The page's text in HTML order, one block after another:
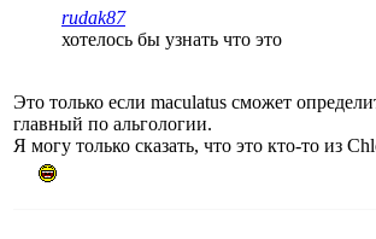
rudak87
хотелось бы узнать что это
Это только если maculatus сможет
главный по альгологии.
Я могу только сказать, что это кто-то из